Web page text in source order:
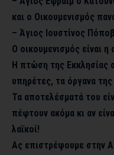
και ο Οικουμενισμός
– Άγιος Ιουστίνος
Ο οικουμενισμός είναι
Η πτώση της Εκκλησίας
υπηρέτες, τα όργανα
Τα αποτελέσματά του
πέφτουν ακόμα κι αν
λαϊκοί!
Ας επιστρέψουμε στην